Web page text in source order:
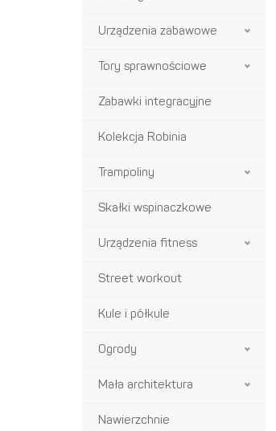
Urządzenia zabawowe
Tory sprawnościowe
Zabawki integracyjne
Kolekcja Robinia
Trampoliny
Skałki wspinaczkowe
Urządzenia fitness
Street workout
Kule i półkule
Ogrody
Mała architektura
Nawierzchnie